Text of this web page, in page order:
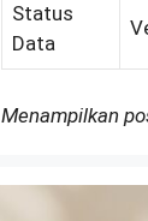
Status
Data
Menampilkan